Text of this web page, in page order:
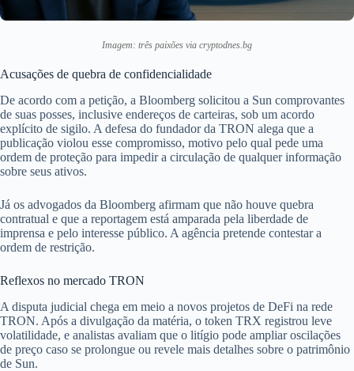
Imagem: três paixões via cryptodnes.bg
Acusações de quebra de confidencialidade
De acordo com a petição, a Bloomberg solicitou a Sun comprovantes
de suas posses, inclusive endereços de carteiras, sob um acordo
explícito de sigilo. A defesa do fundador da TRON alega que a
publicação violou esse compromisso, motivo pelo qual pede uma
ordem de proteção para impedir a circulação de qualquer informação
sobre seus ativos.
Já os advogados da Bloomberg afirmam que não houve quebra
contratual e que a reportagem está amparada pela liberdade de
imprensa e pelo interesse público. A agência pretende contestar a
ordem de restrição.
Reflexos no mercado TRON
A disputa judicial chega em meio a novos projetos de DeFi na rede
TRON. Após a divulgação da matéria, o token TRX registrou leve
volatilidade, e analistas avaliam que o litígio pode ampliar oscilações
de preço caso se prolongue ou revele mais detalhes sobre o patrimônio
de Sun.